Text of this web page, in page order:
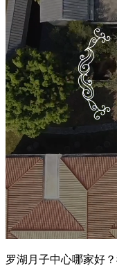
罗湖月子中心哪家好